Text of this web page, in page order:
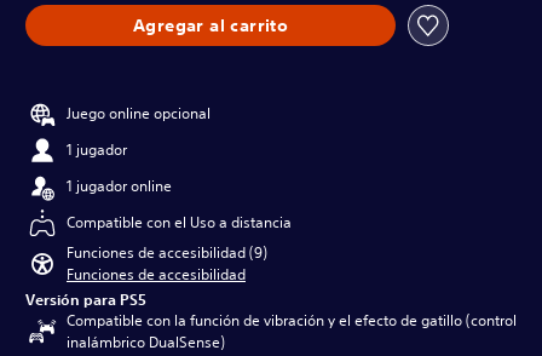
Agregar al carrito
Juego online opcional
1 jugador
1 jugador online
Compatible con el Uso a distancia
Funciones de accesibilidad (9)
Funciones de accesibilidad
Versión para PS5
Compatible con la función de vibración y el efecto de gatillo (control
inalámbrico DualSense)